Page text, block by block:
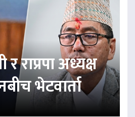
र राप्रपा अध्यक्ष
भेटवार्ता